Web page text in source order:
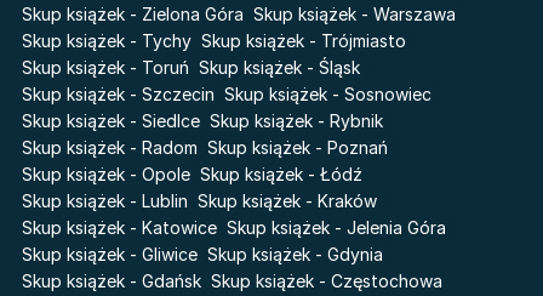
Basia. Wielka księga.
Poznawaj świat z Basią
The Hazel Wood
Zmierzch
Faye
Katie Maguire
Liceum Freuda
Sherlock Holmes Society
Cień od wschodu
Przebudzenie powietrza
Pieśń Lwicy
Akademia wampirów
Karneval
Baśń o złamanym sercu
Prosta zabawa
Skup książek - Zielona Góra Skup książek - Warszawa
Skup książek - Tychy Skup książek - Trójmiasto
Skup książek - Toruń Skup książek - Śląsk
Skup książek - Szczecin Skup książek - Sosnowiec
Skup książek - Siedlce Skup książek - Rybnik
Skup książek - Radom Skup książek - Poznań
Skup książek - Opole Skup książek - Łódź
Skup książek - Lublin Skup książek - Kraków
Skup książek - Katowice Skup książek - Jelenia Góra
Skup książek - Gliwice Skup książek - Gdynia
Skup książek - Gdańsk Skup książek - Częstochowa